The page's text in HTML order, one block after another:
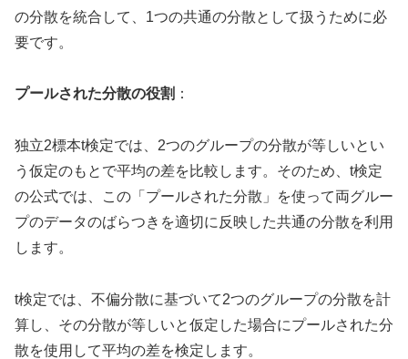
の分散を統合して、1つの共通の分散として扱うために必
要です。
プールされた分散の役割 ：
独立2標本t検定では、2つのグループの分散が等しいとい
う仮定のもとで平均の差を比較します。そのため、t検定
の公式では、この「プールされた分散」を使って両グルー
プのデータのばらつきを適切に反映した共通の分散を利用
します。
t検定では、不偏分散に基づいて2つのグループの分散を計
算し、その分散が等しいと仮定した場合にプールされた分
散を使用して平均の差を検定します。